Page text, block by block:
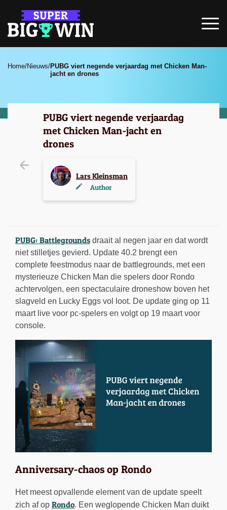
Home/Nieuws/PUBG viert negende verjaardag met Chicken Man-
jacht en drones
PUBG viert negende verjaardag
met Chicken Man-jacht en
drones
Lars Kleinsman
Author
PUBG: Battlegrounds draait al negen jaar en dat wordt
niet stilletjes gevierd. Update 40.2 brengt een
complete feestmodus naar de battlegrounds, met een
mysterieuze Chicken Man die spelers door Rondo
achtervolgen, een spectaculaire droneshow boven het
slagveld en Lucky Eggs vol loot. De update ging op 11
maart live voor pc-spelers en volgt op 19 maart voor
console.
Anniversary-chaos op Rondo
Het meest opvallende element van de update speelt
zich af op Rondo. Een weglopende Chicken Man duikt